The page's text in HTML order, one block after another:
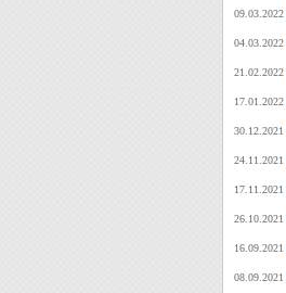
09.03.2022
04.03.2022
21.02.2022
17.01.2022
30.12.2021
24.11.2021
17.11.2021
26.10.2021
16.09.2021
08.09.2021